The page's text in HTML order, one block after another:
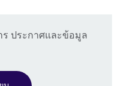
ร ประกาศและข้อมูล